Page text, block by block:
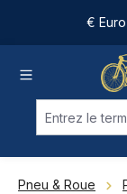
Passer au contenu
€ Euro
Pneu & Roue